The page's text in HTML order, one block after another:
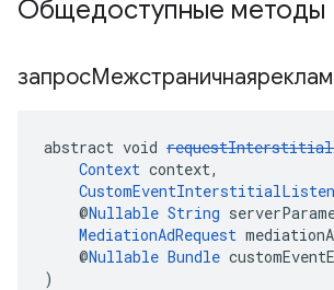
Общедоступные методы
abstract void
Context context,
@Nullable String
MediationAdRequest
@Nullable Bundle
)